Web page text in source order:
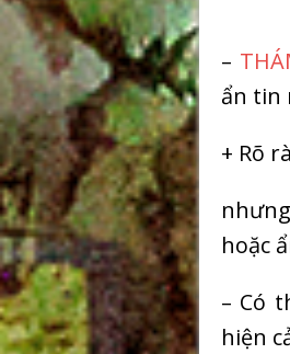
–
ẩn tin
+ Rõ
hoặc
– Có
hiện